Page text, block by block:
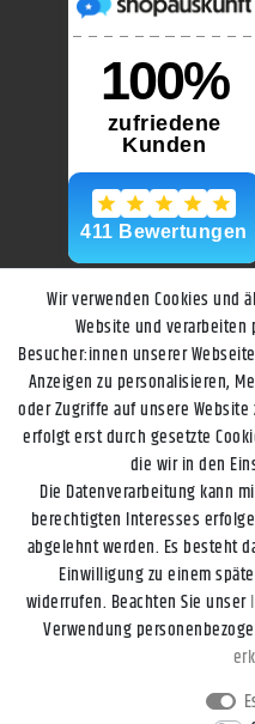
Impressum
Wir verwenden Cookies und
Website und verarbeiten
Besucher:innen unserer
Anzeigen zu personalisieren,
oder Zugriffe auf unsere
erfolgt erst durch gesetzte
die wir in den
Die Datenverarbeitung kann
berechtigten Interesses
abgelehnt werden. Es besteht
Einwilligung zu einem
widerrufen. Beachten Sie unser
Verwendung